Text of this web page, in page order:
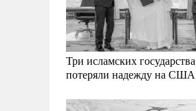
Три исламских государства
потеряли надежду на США